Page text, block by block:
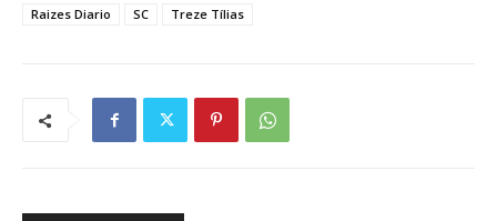
Raizes Diario
SC Treze Tílias